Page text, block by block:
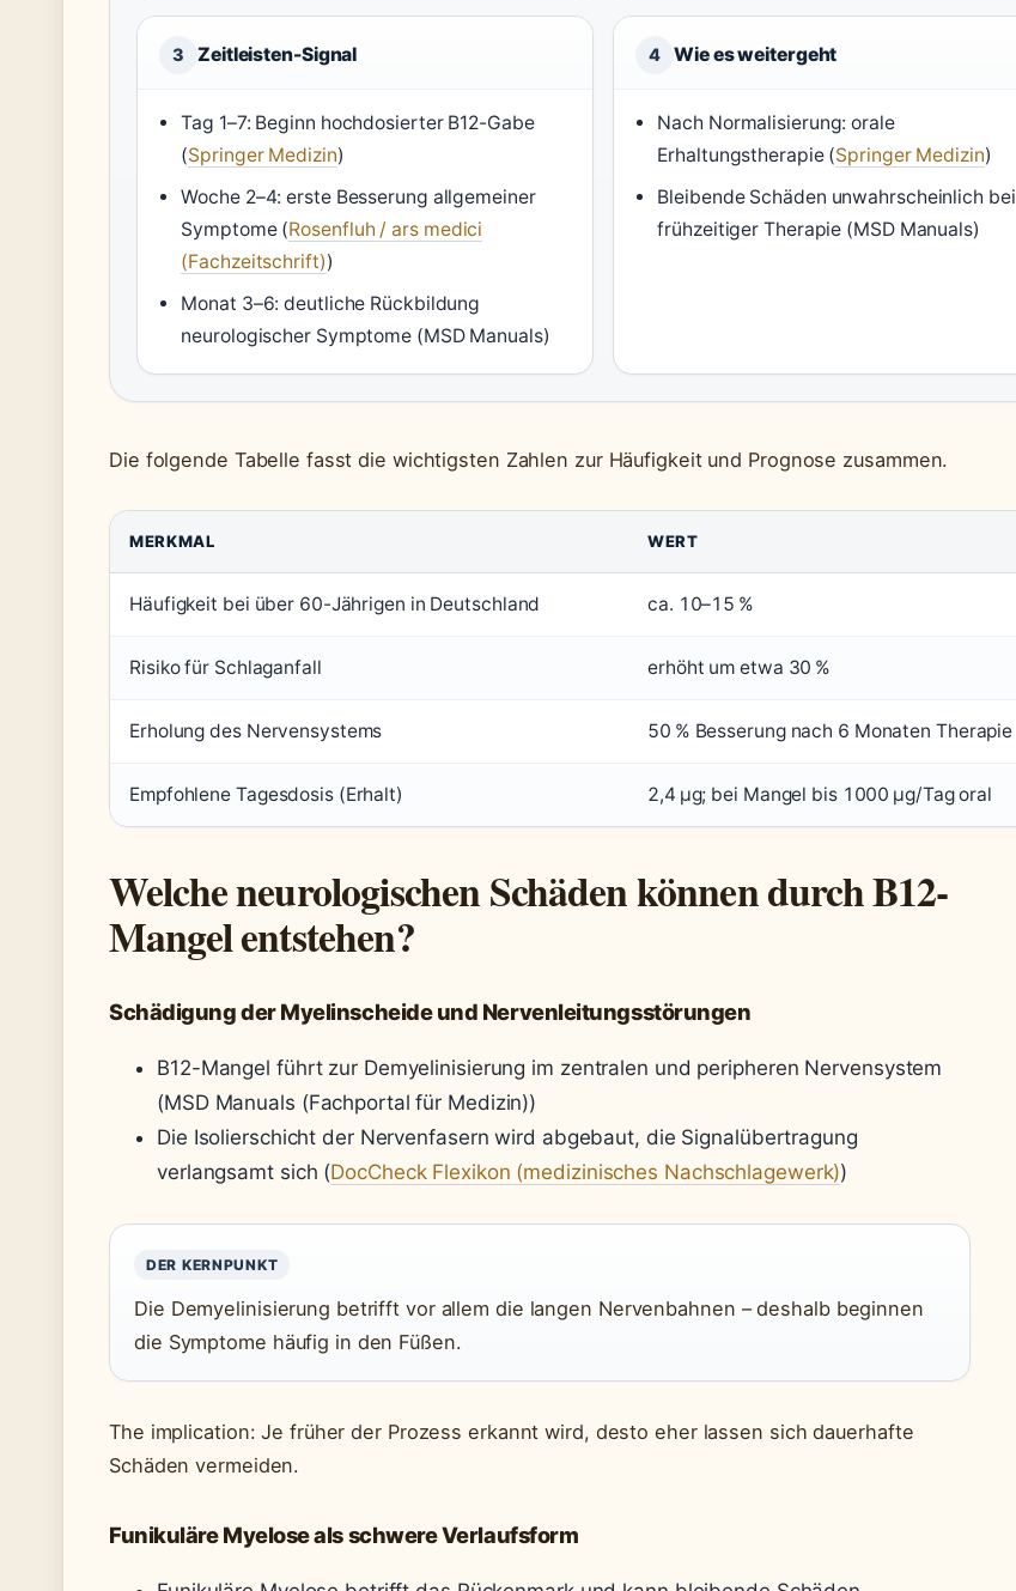
3 Zeitleisten-Signal
Tag 1–7: Beginn hochdosierter B12-Gabe
(Springer Medizin)
Woche 2–4: erste Besserung allgemeiner
Symptome (Rosenfluh / ars medici
(Fachzeitschrift))
Monat 3–6: deutliche Rückbildung
neurologischer Symptome (MSD Manuals)
4 Wie es weitergeht
Nach Normalisierung: orale
Erhaltungstherapie (Springer Medizin)
Bleibende Schäden unwahrscheinlich bei
frühzeitiger Therapie (MSD Manuals)
Die folgende Tabelle fasst die wichtigsten Zahlen zur Häufigkeit und Prognose zusammen.
MERKMAL WERT
Häufigkeit bei über 60-Jährigen in Deutschland ca. 10–15 %
Risiko für Schlaganfall erhöht um etwa 30 %
Erholung des Nervensystems 50 % Besserung nach 6 Monaten Therapie
Empfohlene Tagesdosis (Erhalt) 2,4 µg; bei Mangel bis 1000 µg/Tag oral
Welche neurologischen Schäden können durch B12-
Mangel entstehen?
Schädigung der Myelinscheide und Nervenleitungsstörungen
B12-Mangel führt zur Demyelinisierung im zentralen und peripheren Nervensystem
(MSD Manuals (Fachportal für Medizin))
Die Isolierschicht der Nervenfasern wird abgebaut, die Signalübertragung
verlangsamt sich (DocCheck Flexikon (medizinisches Nachschlagewerk))
DER KERNPUNKT
Die Demyelinisierung betrifft vor allem die langen Nervenbahnen – deshalb beginnen
die Symptome häufig in den Füßen.
The implication: Je früher der Prozess erkannt wird, desto eher lassen sich dauerhafte
Schäden vermeiden.
Funikuläre Myelose als schwere Verlaufsform